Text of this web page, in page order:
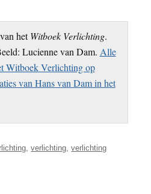
hetWitboek Verlichting.
Lucienne van Dam. Alle
Witboek Verlichting op
van Hans van Dam in het
,verlichting,verlichting